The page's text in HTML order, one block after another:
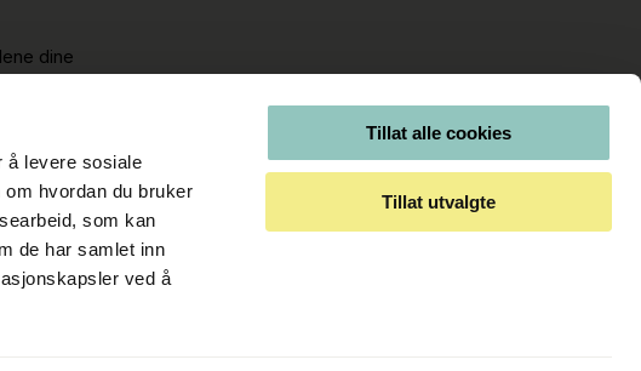
å levere sosiale
hvordan du bruker
som kan
de har samlet inn
ved å
Tillat alle cookies
Tillat utvalgte
dine